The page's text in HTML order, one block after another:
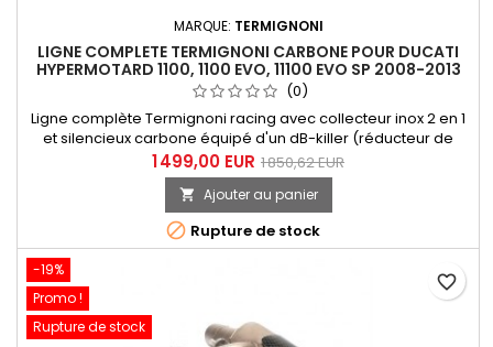
MARQUE: TERMIGNONI
LIGNE COMPLETE TERMIGNONI CARBONE POUR DUCATI
HYPERMOTARD 1100, 1100 EVO, 11100 EVO SP 2008-2013
(0)
Ligne complète Termignoni racing avec collecteur inox 2 en 1
et silencieux carbone équipé d'un dB-killer (réducteur de
bruit) démontable pour Ducati Hypermotard 1100 Evo,
Hypermotard 1100 Evo SP toutes années et modèles. Livrée
sans filtre à air et sans ECU. Référence Termignoni D110,
MR0131CR, référence Ducati 96459110B
1 499,00 EUR 1 850,62 EUR
 Ajouter au panier
 Rupture de stock
-19%
Promo !
Rupture de stock
favorite_border